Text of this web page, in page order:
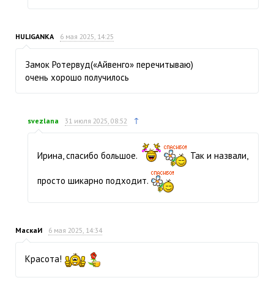
HULIGANKA 6 мая 2025, 14:25
Замок Ротервуд(«Айвенго» перечитываю)
очень хорошо получилось
svezlana 31 июля 2025, 08:52 ↑
Ирина, спасибо большое. Так и назвали,
просто шикарно подходит.
МаскаИ 6 мая 2025, 14:34
Красота!